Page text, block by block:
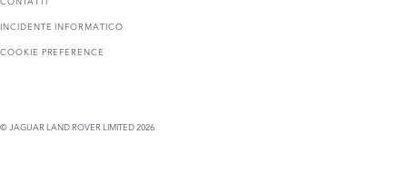
INCIDENTE INFORMATICO
COOKIE PREFERENCE
© JAGUAR LAND ROVER LIMITED 2026